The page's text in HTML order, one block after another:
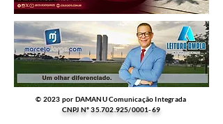
© 2023 por DAMANU Comunicação Integrada
CNPJ Nº35.702.925/0001-69